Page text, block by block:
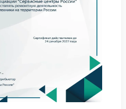
при
несколько действий:
от сети на несколько минут;
и оценить яркость